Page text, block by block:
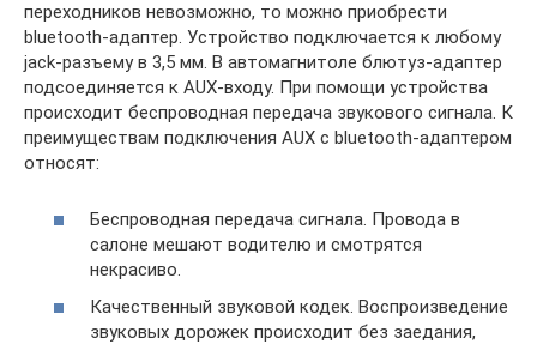
переходников невозможно, то можно приобрести
bluetooth-адаптер. Устройство подключается к любому
jack-разъему в 3,5 мм. В автомагнитоле блютуз-адаптер
подсоединяется к AUX-входу. При помощи устройства
происходит беспроводная передача звукового сигнала. К
преимуществам подключения AUX с bluetooth-адаптером
относят:
Беспроводная передача сигнала. Провода в
салоне мешают водителю и смотрятся
некрасиво.
Качественный звуковой кодек. Воспроизведение
звуковых дорожек происходит без заедания,